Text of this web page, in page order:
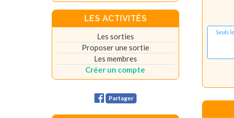
Seuls
LES ACTIVITÉS
Les sorties
Proposer une sortie
Les membres
Créer un compte
Partager